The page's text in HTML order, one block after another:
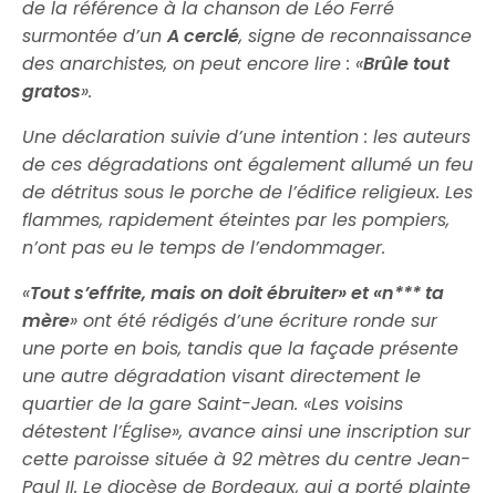
de la référence à la chanson de Léo Ferré
surmontée d’unA cerclé, signe de reconnaissance
des anarchistes, on peut encore lire : «Brûle tout
gratos».
Une déclaration suivie d’une intention : les auteurs
de ces dégradations ont également allumé un feu
de détritus sous le porche de l’édifice religieux. Les
flammes, rapidement éteintes par les pompiers,
n’ont pas eu le temps de l’endommager.
«Tout s’effrite, mais on doit ébruiter» et «n*** ta
mère» ont été rédigés d’une écriture ronde sur
une porte en bois, tandis que la façade présente
une autre dégradation visant directement le
quartier de la gare Saint-Jean. «Les voisins
détestent l’Église», avance ainsi une inscription sur
cette paroisse située à 92 mètres du centre Jean-
Paul II. Le diocèse de Bordeaux, qui a porté plainte